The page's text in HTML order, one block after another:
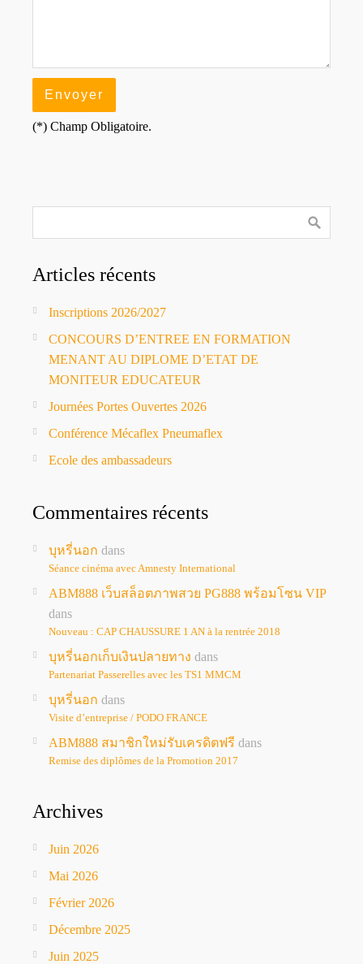
(*) Champ Obligatoire.
Articles récents
Inscriptions 2026/2027
CONCOURS D’ENTREE EN FORMATION
MENANT AU DIPLOME D’ETAT DE
MONITEUR EDUCATEUR
Journées Portes Ouvertes 2026
Conférence Mécaflex Pneumaflex
Ecole des ambassadeurs
Commentaires récents
บุหรี่นอก dans
Séance cinéma avec Amnesty International
ABM888 เว็บสล็อตภาพสวย PG888 พร้อมโซน VIP
dans
Nouveau : CAP CHAUSSURE 1 AN à la rentrée 2018
บุหรี่นอกเก็บเงินปลายทาง dans
Partenariat Passerelles avec les TS1 MMCM
บุหรี่นอก dans
Visite d’entreprise / PODO FRANCE
ABM888 สมาชิกใหม่รับเครดิตฟรี dans
Remise des diplômes de la Promotion 2017
Archives
Juin 2026
Mai 2026
Février 2026
Décembre 2025
Juin 2025